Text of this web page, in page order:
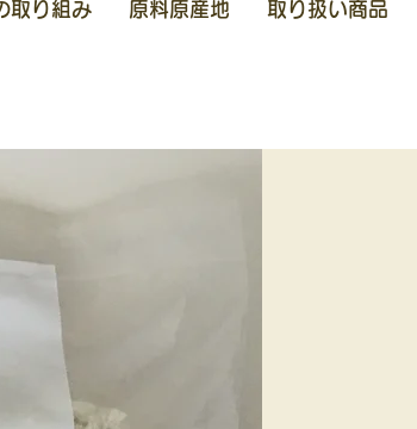
取り組み 原料原産地 取り扱い商品